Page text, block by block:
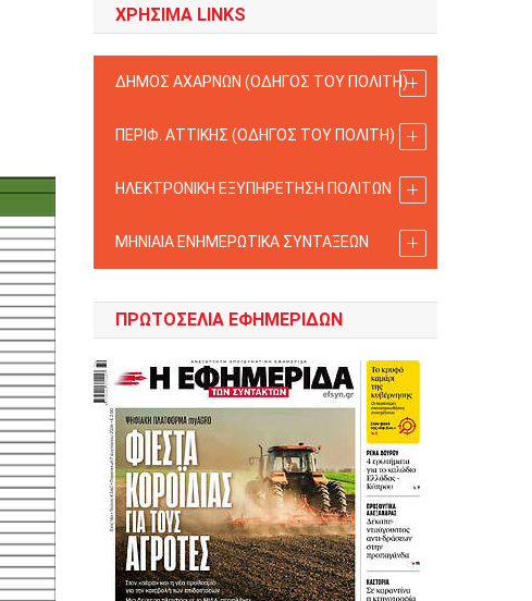
ΧΡΗΣΙΜΑ LINKS
ΔΗΜΟΣ ΑΧΑΡΝΩΝ (ΟΔΗΓΟΣ TOY ΠΟΛΙΤΗ)
ΠΕΡΙΦ. ΑΤΤΙΚΗΣ (ΟΔΗΓΟΣ TOY ΠΟΛΙΤΗ)
ΗΛΕΚΤΡΟΝΙΚΗ ΕΞΥΠΗΡΕΤΗΣΗ ΠΟΛΙΤΩΝ
ΜΗΝΙΑΙΑ ΕΝΗΜΕΡΩΤΙΚΑ ΣΥΝΤΑΞΕΩΝ
ΠΡΩΤΟΣΈΛΙΑ ΕΦΗΜΕΡΊΔΩΝ